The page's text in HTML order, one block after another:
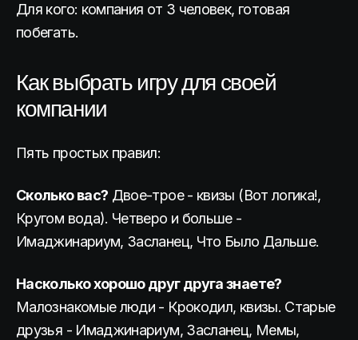
Для кого: компания от 3 человек, готовая
побегать.
Как выбрать игру для своей
компании
Пять простых правил:
Сколько вас? Двое-трое - квизы (Вот логика!,
Кругом вода). Четверо и больше -
Имаджинариум, Засланец, Что Было Дальше.
Насколько хорошо друг друга знаете?
Малознакомые люди - Крокодил, квизы. Старые
друзья - Имаджинариум, Засланец, Мемы,